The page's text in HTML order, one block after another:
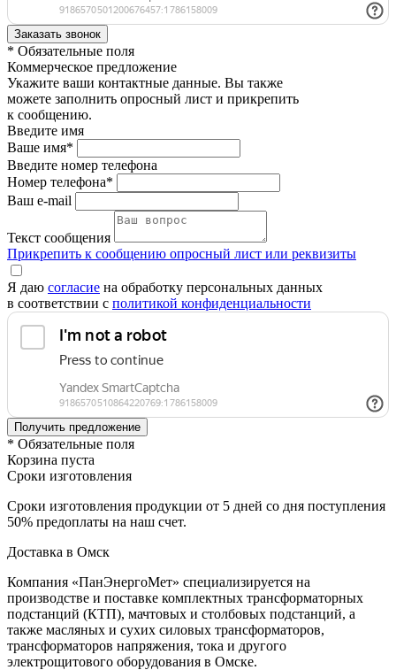
* Обязательные поля
Коммерческое предложение
Укажите ваши контактные данные. Вы также
можете заполнить опросный лист и прикрепить
к сообщению.
Введите имя
Ваше имя*
Введите номер телефона
Номер телефона*
Ваш e-mail
Текст сообщения
Прикрепить к сообщению опросный лист или реквизиты
Я даю согласие на обработку персональных данных
в соответствии с политикой конфиденциальности
* Обязательные поля
Корзина пуста
Сроки изготовления
Сроки изготовления продукции от 5 дней со дня поступления
50% предоплаты на наш счет.
Доставка в Омск
Компания «ПанЭнергоМет» специализируется на
производстве и поставке комплектных трансформаторных
подстанций (КТП), мачтовых и столбовых подстанций, а
также масляных и сухих силовых трансформаторов,
трансформаторов напряжения, тока и другого
электрощитового оборудования в Омске.